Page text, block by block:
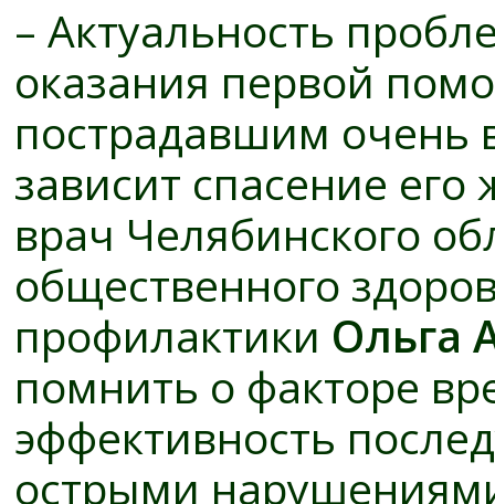
– Актуальность
оказания первой
пострадавшим очень
зависит спасение
врач Челябинского
общественного
профилактики Ольга
помнить о факторе
эффективность
острыми